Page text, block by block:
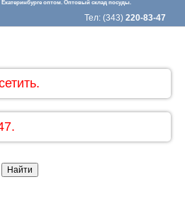
оптом. Оптовый склад посуды.
Тел: (343) 220-83-47